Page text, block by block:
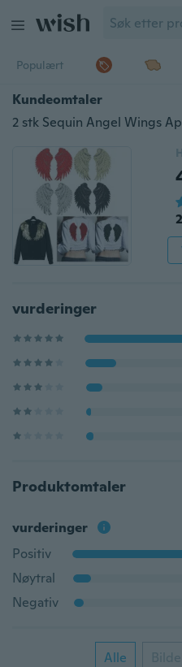
Populært
Kundeomtaler
vurderinger
Produktomtaler
vurderinger
Positiv
Nøytral
Negativ
Alle Bilde